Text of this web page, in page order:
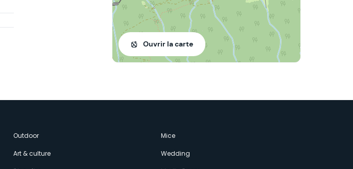
Ouvrir la carte
Outdoor
Art & culture
Mice
Wedding